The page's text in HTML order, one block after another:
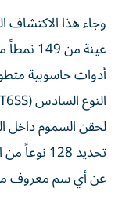
عينة
أدوات حاسوبية
لحقن السموم داخل
عن أي سم معروف